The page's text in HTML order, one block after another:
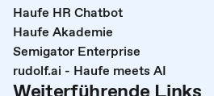
Haufe HR Chatbot
Haufe Akademie
Semigator Enterprise
rudolf.ai - Haufe meets AI